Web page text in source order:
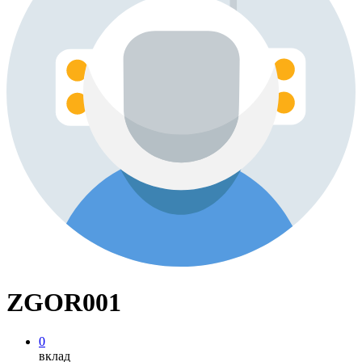
ZGOR001
0
вклад